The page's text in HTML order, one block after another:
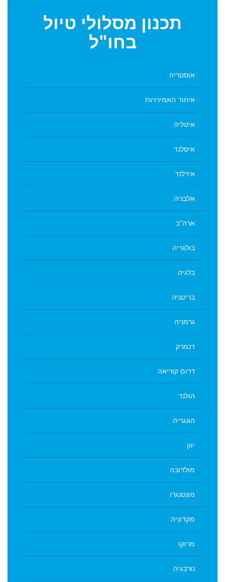
תכנון מסלולי טיול
בחו"ל
אוסטריה
איחוד האמירויות
איטליה
איסלנד
אירלנד
אלבניה
ארה"ב
בולגריה
בלגיה
בריטניה
גרמניה
דנמרק
דרום קוריאה
הולנד
הונגריה
יוון
מולדובה
מונטנגרו
מקדוניה
מרוקו
נורבגיה